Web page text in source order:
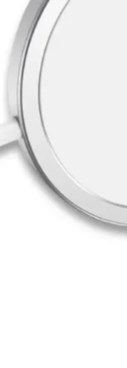
Câbles Video